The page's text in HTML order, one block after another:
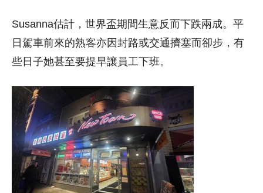
Susanna估計，世界盃期間生意反而下跌兩成。平
日駕車前來的熟客亦因封路或交通擠塞而卻步，有
些日子她甚至要提早讓員工下班。